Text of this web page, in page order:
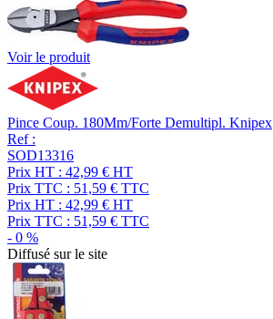
Voir le produit
Pince Coup. 180Mm/Forte Demultipl. Knipex
Ref :
SOD13316
Prix HT : 42,99 € HT
Prix TTC : 51,59 € TTC
Prix HT : 42,99 € HT
Prix TTC : 51,59 € TTC
- 0 %
Diffusé sur le site